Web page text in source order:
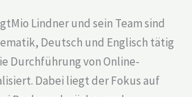
Lindner und sein Team sind
Deutsch und Englisch tätig
Durchführung von Online-
Dabei liegt der Fokus auf